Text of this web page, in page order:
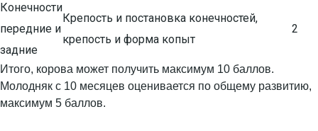
Конечности
передние и
задние
Крепость и постановка конечностей,
крепость и форма копыт
2
Итого, корова может получить максимум 10 баллов.
Молодняк с 10 месяцев оценивается по общему развитию,
максимум 5 баллов.